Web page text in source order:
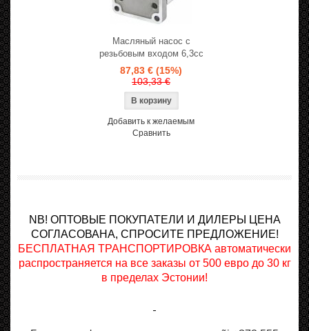
Масляный насос с
резьбовым входом 6,3cc
87,83 € (15%)
103,33 €
Добавить к желаемым
Сравнить
NB! ОПТОВЫЕ ПОКУПАТЕЛИ И ДИЛЕРЫ ЦЕНА
СОГЛАСОВАНА, СПРОСИТЕ ПРЕДЛОЖЕНИЕ!
БЕСПЛАТНАЯ ТРАНСПОРТИРОВКА автоматически
распространяется на все заказы от 500 евро до 30 кг
в пределах Эстонии!